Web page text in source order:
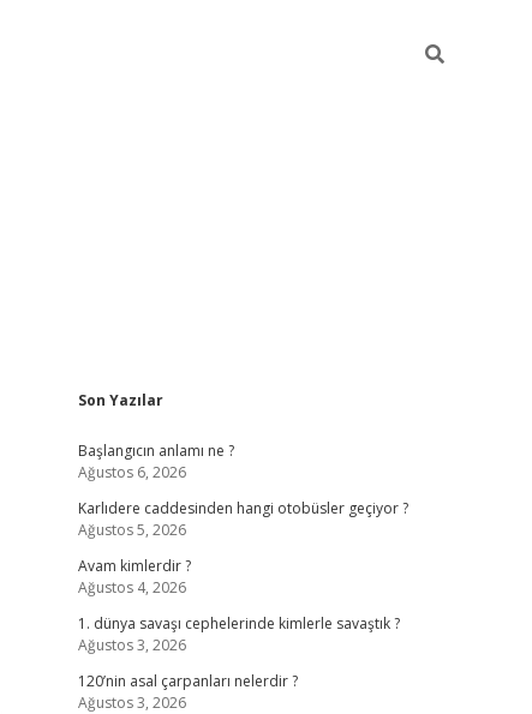
Sidebar
Son Yazılar
Başlangıcın anlamı ne ?
Ağustos 6, 2026
Karlıdere caddesinden hangi otobüsler geçiyor ?
Ağustos 5, 2026
Avam kimlerdir ?
Ağustos 4, 2026
1. dünya savaşı cephelerinde kimlerle savaştık ?
Ağustos 3, 2026
120’nin asal çarpanları nelerdir ?
Ağustos 3, 2026
betexper giriş